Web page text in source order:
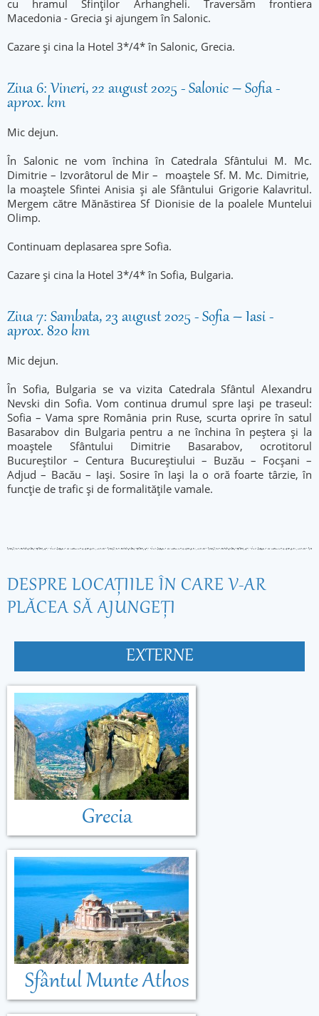
cu hramul Sfinților Arhangheli. Traversăm frontiera
Macedonia - Grecia și ajungem în Salonic.
Cazare și cina la Hotel 3*/4* în Salonic, Grecia.
Ziua 6: Vineri, 22 august 2025 - Salonic – Sofia -
aprox. km
Mic dejun.
În Salonic ne vom închina în Catedrala Sfântului M. Mc.
Dimitrie – Izvorâtorul de Mir – moaștele Sf. M. Mc. Dimitrie,
la moaștele Sfintei Anisia și ale Sfântului Grigorie Kalavritul.
Mergem către Mănăstirea Sf Dionisie de la poalele Muntelui
Olimp.
Continuam deplasarea spre Sofia.
Cazare și cina la Hotel 3*/4* în Sofia, Bulgaria.
Ziua 7: Sambata, 23 august 2025 - Sofia – Iasi -
aprox. 820 km
Mic dejun.
În Sofia, Bulgaria se va vizita Catedrala Sfântul Alexandru
Nevski din Sofia. Vom continua drumul spre Iași pe traseul:
Sofia – Vama spre România prin Ruse, scurta oprire în satul
Basarabov din Bulgaria pentru a ne închina în peștera și la
moaștele Sfântului Dimitrie Basarabov, ocrotitorul
Bucureștilor – Centura Bucureștiului – Buzău – Focșani –
Adjud – Bacău – Iași. Sosire în Iași la o oră foarte târzie, în
funcție de trafic și de formalitățile vamale.
DESPRE LOCAŢIILE ÎN CARE V-AR
PLĂCEA SĂ AJUNGEŢI
EXTERNE
Grecia
Sfântul Munte Athos